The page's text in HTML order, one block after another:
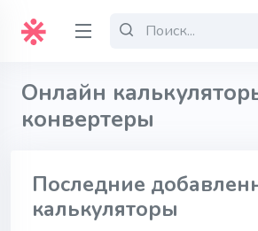
Онлайн
конвертеры
Последние
калькуляторы